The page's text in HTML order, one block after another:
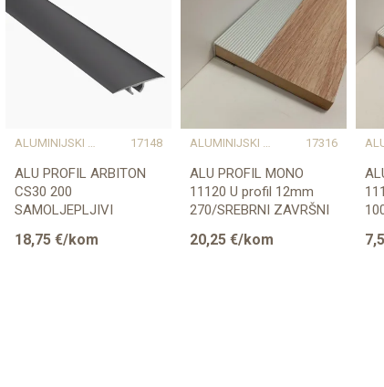
ALUMINIJSKI PROFILI 17148
ALU PROFIL ARBITON
CS30 200
SAMOLJEPLJIVI
CRNI 1,86m
18,75 €/kom
ALUMINIJSKI PROFILI 17316
ALU PROFIL MONO
11120 U profil 12mm
270/SREBRNI ZAVRŠNI
20,25 €/kom